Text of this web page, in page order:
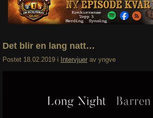
Abonner
Søk
Det blir en lang natt…
Postet 18.02.2019 i Intervjuer av yngve